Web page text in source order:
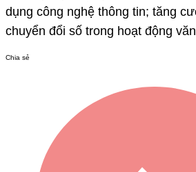
dụng công nghệ thông tin; tăng
chuyển đổi số trong hoạt động
Chia sẻ